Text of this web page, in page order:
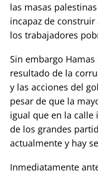
las masas
incapaz de
los trabajadores
Sin embargo
resultado de la
y las acciones del
pesar de que la
igual que en la
de los grandes
actualmente y hay
Inmediatamente